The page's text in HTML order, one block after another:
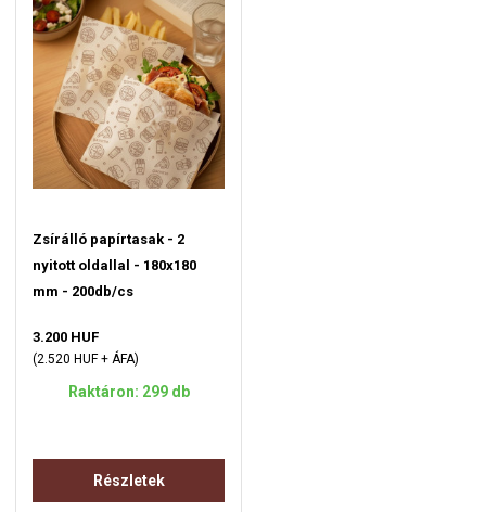
Zsírálló papírtasak - 2
nyitott oldallal - 180x180
mm - 200db/cs
3.200 HUF
(2.520 HUF + ÁFA)
Raktáron: 299 db
Részletek